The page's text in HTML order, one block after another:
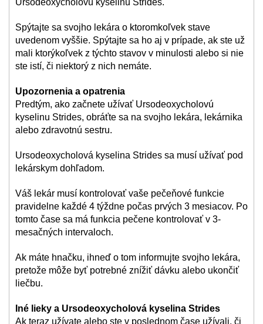
Ursodeoxycholovú kyselinu Strides.
Spýtajte sa svojho lekára o ktoromkoľvek stave
uvedenom vyššie. Spýtajte sa ho aj v prípade, ak ste už
mali ktorýkoľvek z týchto stavov v minulosti alebo si nie
ste istí, či niektorý z nich nemáte.
Upozornenia a opatrenia
Predtým, ako začnete užívať Ursodeoxycholovú
kyselinu Strides, obráťte sa na svojho lekára, lekárnika
alebo zdravotnú sestru.
Ursodeoxycholová kyselina Strides sa musí užívať pod
lekárskym dohľadom.
Váš lekár musí kontrolovať vaše pečeňové funkcie
pravidelne každé 4 týždne počas prvých 3 mesiacov. Po
tomto čase sa má funkcia pečene kontrolovať v 3-
mesačných intervaloch.
Ak máte hnačku, ihneď o tom informujte svojho lekára,
pretože môže byť potrebné znížiť dávku alebo ukončiť
liečbu.
Iné lieky a Ursodeoxycholová kyselina Strides
Ak teraz užívate alebo ste v poslednom čase užívali, či